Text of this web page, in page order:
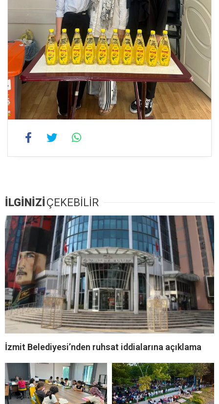
İLGİNİZİÇEKEBİLİR
İzmit Belediyesi’nden ruhsat iddialarına açıklama